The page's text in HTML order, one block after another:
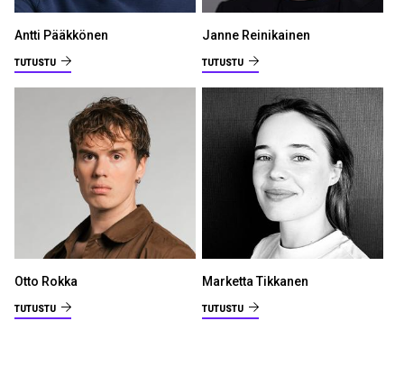
Antti Pääkkönen
TUTUSTU
Janne Reinikainen
TUTUSTU
Otto Rokka
TUTUSTU
Marketta Tikkanen
TUTUSTU